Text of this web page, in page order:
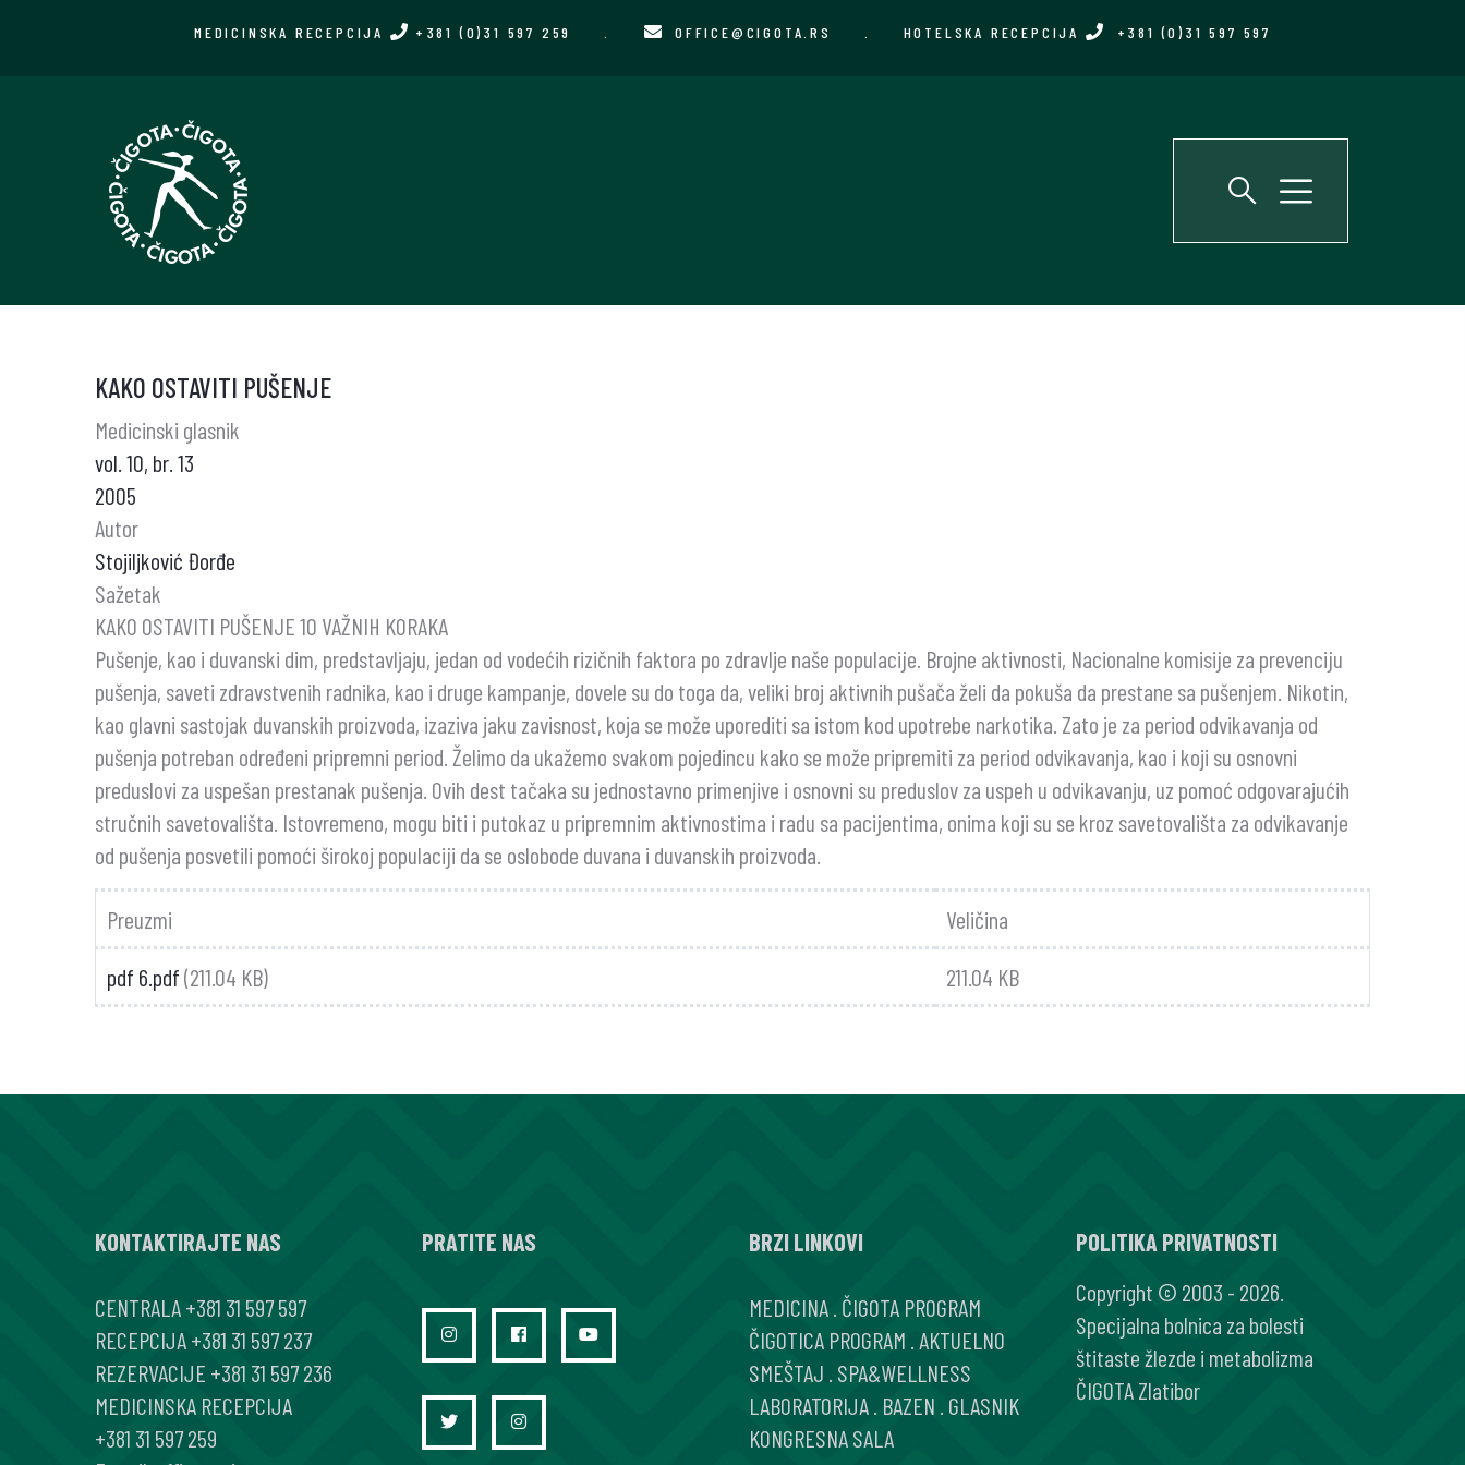
MEDICINSKA RECEPCIJA +381 (0)31 597 259 OFFICE@CIGOTA.RS HOTELSKA RECEPCIJA +381 (0)31 597 597
KAKO OSTAVITI PUŠENJE
Medicinski glasnik
vol. 10, br. 13
2005
Autor
Stojiljković Đorđe
Sažetak
KAKO OSTAVITI PUŠENJE 10 VAŽNIH KORAKA
Pušenje, kao i duvanski dim, predstavljaju, jedan od vodećih rizičnih faktora po zdravlje naše populacije. Brojne aktivnosti, Nacionalne komisije za prevenciju
pušenja, saveti zdravstvenih radnika, kao i druge kampanje, dovele su do toga da, veliki broj aktivnih pušača želi da pokuša da prestane sa pušenjem. Nikotin,
kao glavni sastojak duvanskih proizvoda, izaziva jaku zavisnost, koja se može uporediti sa istom kod upotrebe narkotika. Zato je za period odvikavanja od
pušenja potreban određeni pripremni period. Želimo da ukažemo svakom pojedincu kako se može pripremiti za period odvikavanja, kao i koji su osnovni
preduslovi za uspešan prestanak pušenja. Ovih dest tačaka su jednostavno primenjive i osnovni su preduslov za uspeh u odvikavanju, uz pomoć odgovarajućih
stručnih savetovališta. Istovremeno, mogu biti i putokaz u pripremnim aktivnostima i radu sa pacijentima, onima koji su se kroz savetovališta za odvikavanje
od pušenja posvetili pomoći širokoj populaciji da se oslobode duvana i duvanskih proizvoda.
Preuzmi Veličina
pdf 6.pdf(211.04 KB) 211.04 KB
KONTAKTIRAJTE NAS
CENTRALA+381 31 597 597
RECEPCIJA+381 31 597 237
REZERVACIJE +381 31 597 236
MEDICINSKA RECEPCIJA
+381 31 597 259
PRATITE NAS BRZI LINKOVI
MEDICINA ČIGOTA PROGRAM
ČIGOTICA PROGRAM AKTUELNO
SMEŠTAJ SPA&WELLNESS
LABORATORIJA BAZEN GLASNIK
KONGRESNA SALA
POLITIKA PRIVATNOSTI
Copyright © 2003 - 2026.
Specijalna bolnica za bolesti
štitaste žlezde i metabolizma
ČIGOTA Zlatibor